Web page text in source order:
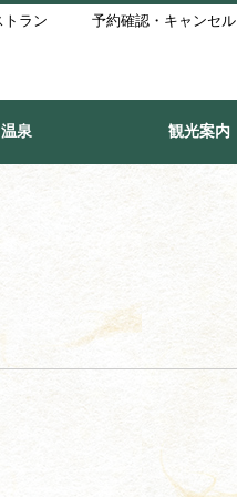
トラン 予約確認・キャンセル
温泉 観光案内